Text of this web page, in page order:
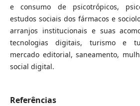
e consumo de psicotrópicos,
estudos sociais dos fármacos e
arranjos institucionais e suas
tecnologias digitais, turismo e
mercado editorial, saneamento,
social digital.
Referências